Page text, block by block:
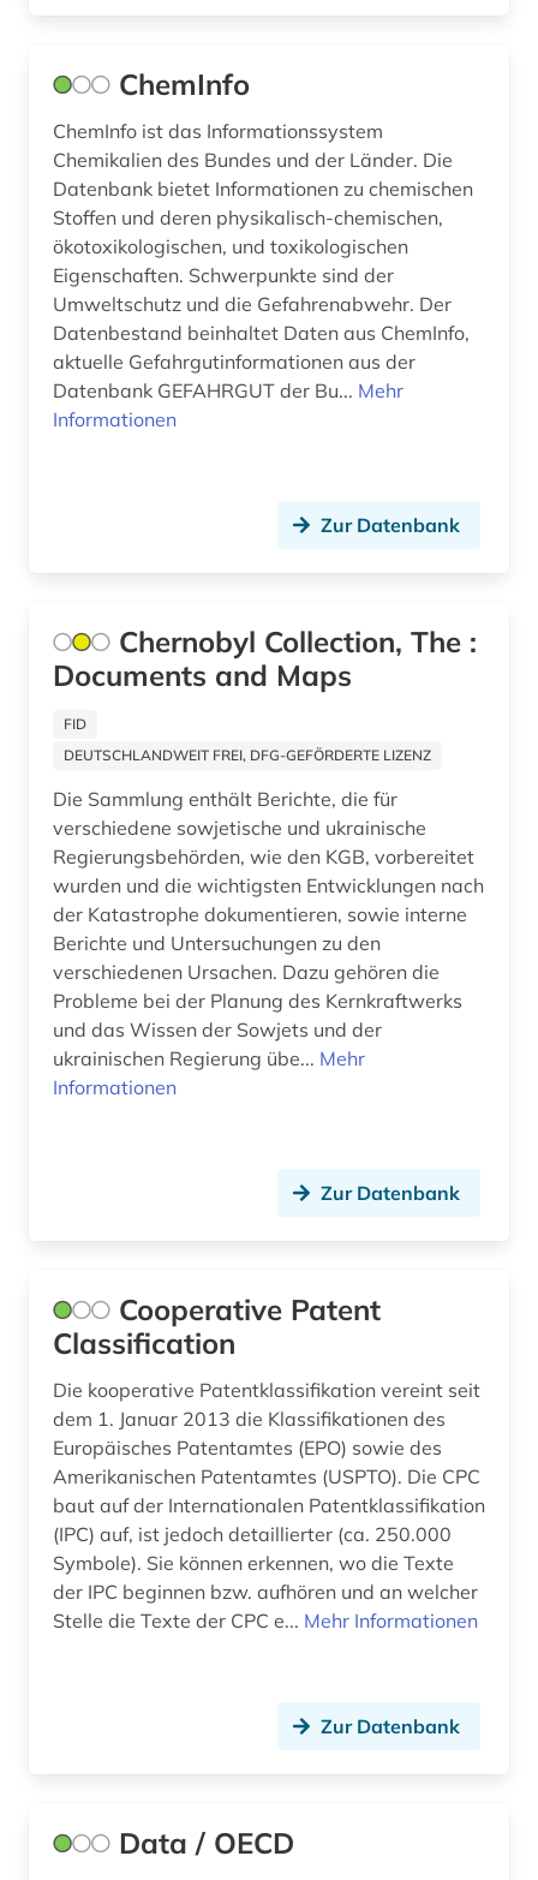
naturschutz (3)
naturwissenschaft (1)
naturwissenschaften (6)
natürliche ressourcen (1)
norwegen (1)
oecd (3)
oecd-staaten (1)
optik (1)
optische nachrichtentechnik (1)
patentklassifikation (1)
patentregister (1)
pestizid (3)
pflanzenschutz (1)
pharmazie (4)
polymerforschung (1)
poster (1)
produkt (1)
prognose (1)
programmierung (1)
rapsöl (1)
ChemInfo
ChemInfo ist das Informationssystem
Chemikalien des Bundes und der Länder. Die
Datenbank bietet Informationen zu chemischen
Stoffen und deren physikalisch-chemischen,
ökotoxikologischen, und toxikologischen
Eigenschaften. Schwerpunkte sind der
Umweltschutz und die Gefahrenabwehr. Der
Datenbestand beinhaltet Daten aus ChemInfo,
aktuelle Gefahrgutinformationen aus der
Datenbank GEFAHRGUT der Bu... Mehr
Informationen
Zur Datenbank
Chernobyl Collection, The :
Documents and Maps
FID
DEUTSCHLANDWEIT FREI, DFG-GEFÖRDERTE LIZENZ
Die Sammlung enthält Berichte, die für
verschiedene sowjetische und ukrainische
Regierungsbehörden, wie den KGB, vorbereitet
wurden und die wichtigsten Entwicklungen nach
der Katastrophe dokumentieren, sowie interne
Berichte und Untersuchungen zu den
verschiedenen Ursachen. Dazu gehören die
Probleme bei der Planung des Kernkraftwerks
und das Wissen der Sowjets und der
ukrainischen Regierung übe... Mehr
Informationen
Zur Datenbank
Cooperative Patent
Classification
Die kooperative Patentklassifikation vereint seit
dem 1. Januar 2013 die Klassifikationen des
Europäisches Patentamtes (EPO) sowie des
Amerikanischen Patentamtes (USPTO). Die CPC
baut auf der Internationalen Patentklassifikation
(IPC) auf, ist jedoch detaillierter (ca. 250.000
Symbole). Sie können erkennen, wo die Texte
der IPC beginnen bzw. aufhören und an welcher
Stelle die Texte der CPC e... Mehr Informationen
Zur Datenbank
Data / OECD